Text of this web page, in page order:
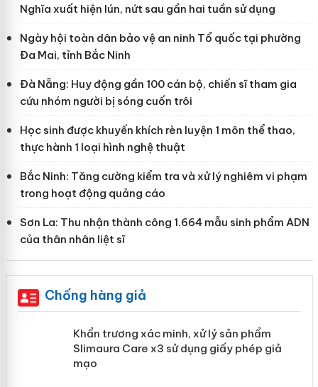
Nghĩa xuất hiện lún, nứt sau gần hai tuần sử dụng
Ngày hội toàn dân bảo vệ an ninh Tổ quốc tại phường
Đa Mai, tỉnh Bắc Ninh
Đà Nẵng: Huy động gần 100 cán bộ, chiến sĩ tham gia
cứu nhóm người bị sóng cuốn trôi
Học sinh được khuyến khích rèn luyện 1 môn thể thao,
thực hành 1 loại hình nghệ thuật
Bắc Ninh: Tăng cường kiểm tra và xử lý nghiêm vi phạm
trong hoạt động quảng cáo
Sơn La: Thu nhận thành công 1.664 mẫu sinh phẩm ADN
của thân nhân liệt sĩ
Chống hàng giả
Khẩn trương xác minh, xử lý sản phẩm
Slimaura Care x3 sử dụng giấy phép giả
mạo